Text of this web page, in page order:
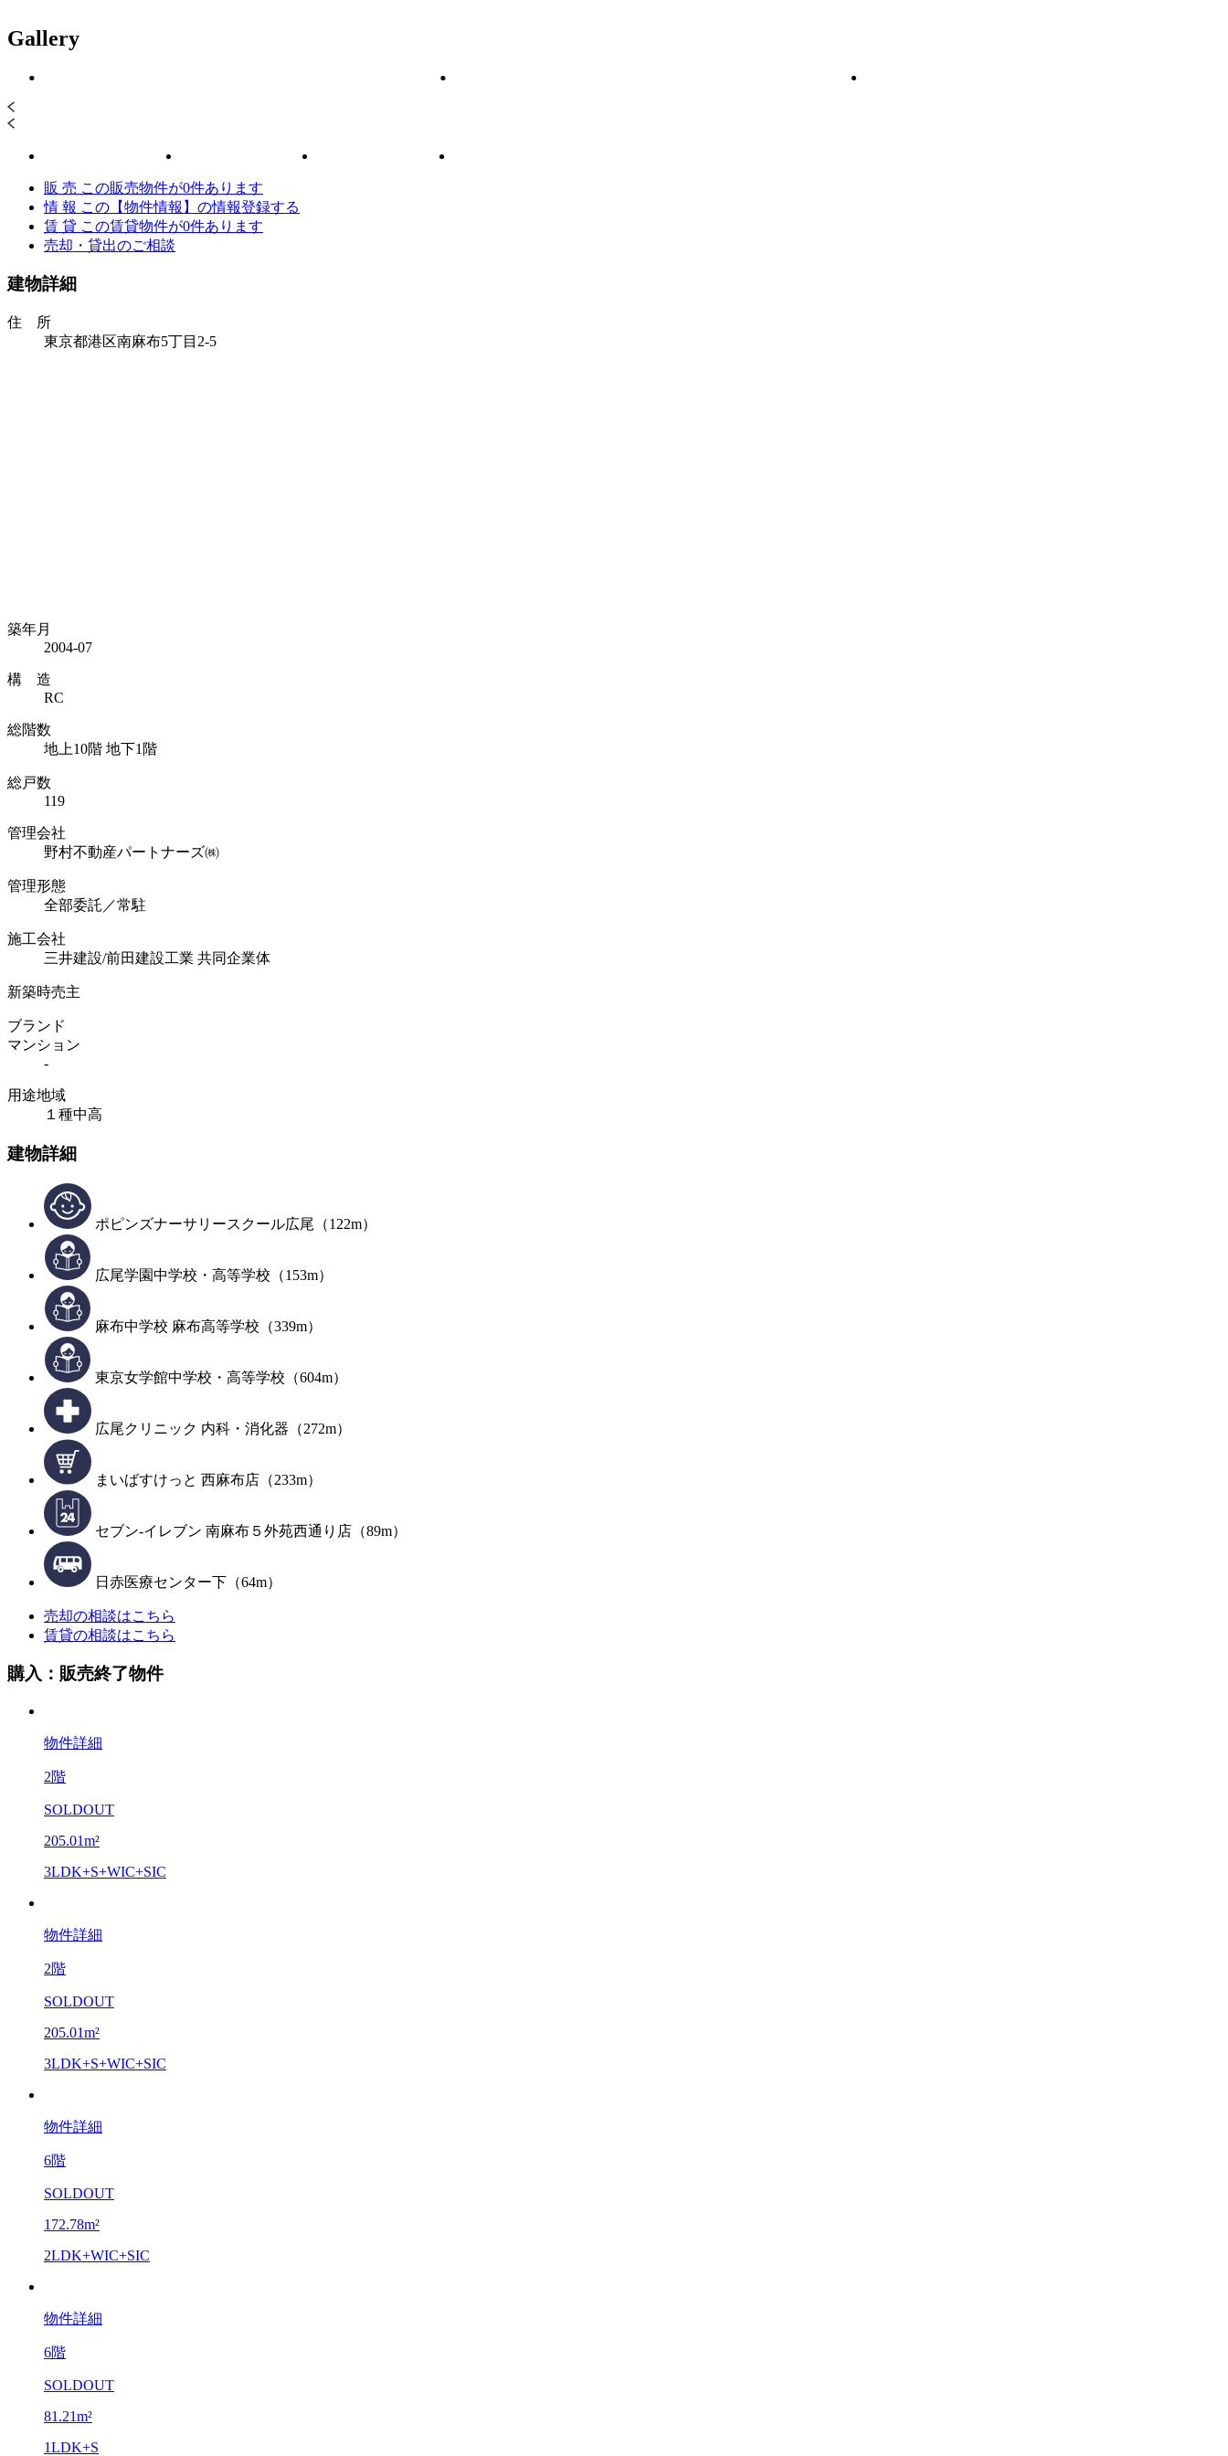
Gallery
販 売 この販売物件が0件あります
情 報 この【物件情報】の情報登録する
賃 貸 この賃貸物件が0件あります
売却・貸出のご相談
建物詳細
住 所
東京都港区南麻布5丁目2-5
築年月
2004-07
構 造
RC
総階数
地上10階 地下1階
総戸数
119
管理会社
野村不動産パートナーズ㈱
管理形態
全部委託／常駐
施工会社
三井建設/前田建設工業 共同企業体
新築時売主
ブランド
マンション
-
用途地域
１種中高
建物詳細
ポピンズナーサリースクール広尾（122m）
広尾学園中学校・高等学校（153m）
麻布中学校 麻布高等学校（339m）
東京女学館中学校・高等学校（604m）
広尾クリニック 内科・消化器（272m）
まいばすけっと 西麻布店（233m）
セブン-イレブン 南麻布５外苑西通り店（89m）
日赤医療センター下（64m）
売却の相談はこちら
賃貸の相談はこちら
購入：販売終了物件
物件詳細
2階
SOLDOUT
205.01m²
3LDK+S+WIC+SIC
物件詳細
2階
SOLDOUT
205.01m²
3LDK+S+WIC+SIC
物件詳細
6階
SOLDOUT
172.78m²
2LDK+WIC+SIC
物件詳細
6階
SOLDOUT
81.21m²
1LDK+S